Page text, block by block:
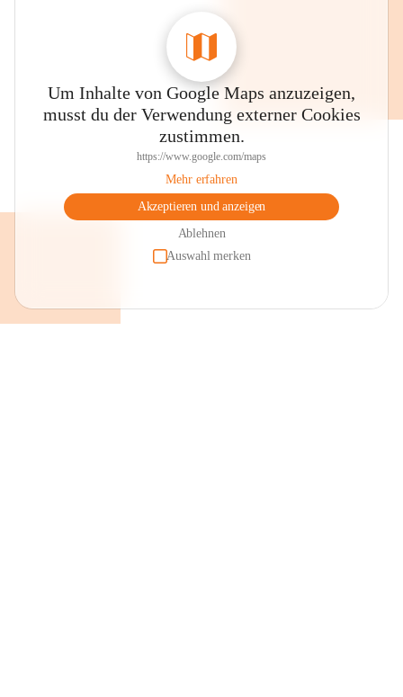
Um Inhalte von Google Maps anzuzeigen,
musst du der Verwendung externer Cookies
zustimmen.
https://www.google.com/maps
Mehr erfahren
Akzeptieren und anzeigen
Ablehnen
Auswahl merken